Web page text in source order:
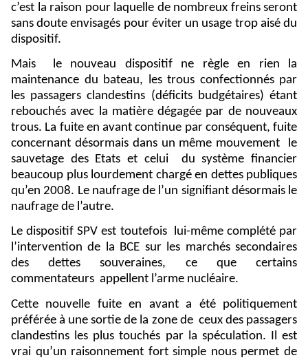
c’est la raison pour laquelle de nombreux freins seront
sans doute envisagés pour éviter un usage trop aisé du
dispositif.
Mais
le nouveau dispositif ne règle en rien la
maintenance du bateau, les trous confectionnés par
les passagers clandestins (déficits budgétaires) étant
rebouchés avec la matière dégagée par de nouveaux
trous. La fuite en avant continue par conséquent, fuite
concernant désormais dans un même mouvement
le
sauvetage des Etats et celui
du système financier
beaucoup plus lourdement chargé en dettes publiques
qu’en 2008. Le naufrage de l’un signifiant désormais le
naufrage de l’autre.
Le dispositif SPV est toutefois
lui-même complété par
l’intervention de la BCE sur les marchés secondaires
des dettes souveraines, ce que certains
commentateurs appellent l’arme nucléaire.
Cette nouvelle fuite en avant a été politiquement
préférée à une sortie de la zone de ceux des passagers
clandestins les plus touchés par la spéculation. Il est
vrai qu’un raisonnement fort simple nous permet de